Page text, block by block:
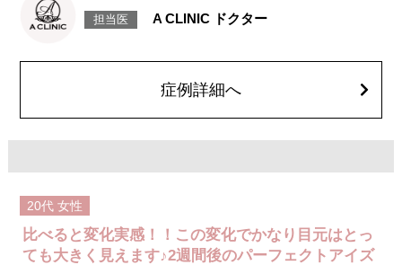
なり、目の横幅を大きく見せる施術です。
施術時間：約30分程
後一時的に生じることがございます。また、稀に細菌感染症、左右差、後
戻り、目尻のラインに段差が生じる、睫毛が切れたり抜ける、結膜腫脹な
どが生じることがございます。
オプション：笑気麻酔 3,300円(税込)
担当医 A CLINIC ドクター
症例詳細へ
20代 女性
比べると変化実感！！この変化でかなり目元はとっ
ても大きく見えます♪2週間後のパーフェクトアイズ